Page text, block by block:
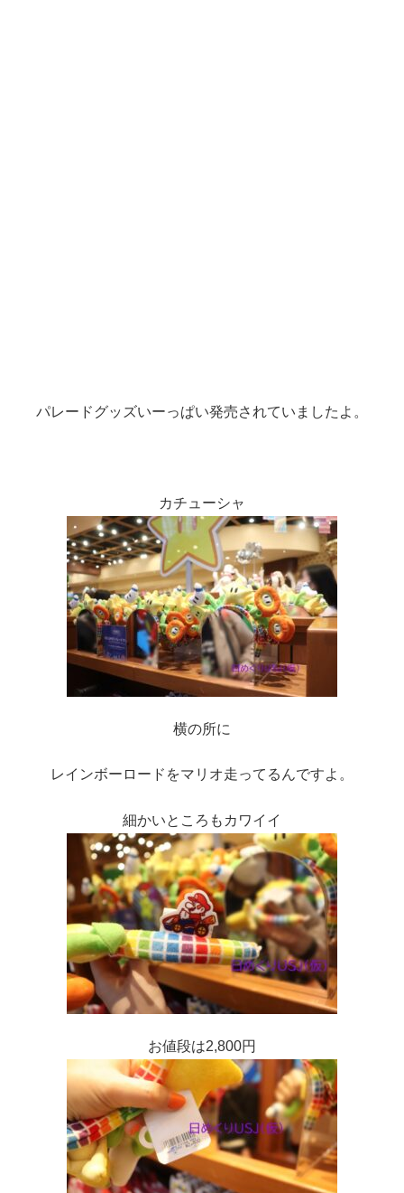
パレードグッズいーっぱい発売されていましたよ。
カチューシャ
横の所に
レインボーロードをマリオ走ってるんですよ。
細かいところもカワイイ
お値段は2,800円